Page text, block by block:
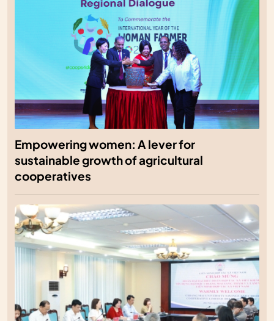
Empowering women: A lever for
sustainable growth of agricultural
cooperatives